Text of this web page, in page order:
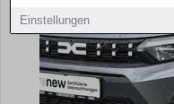
Einstellungen